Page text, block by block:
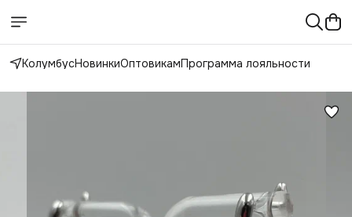
КолумбусНовинкиОптовикамПрограмма лояльности